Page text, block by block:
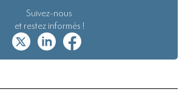
Suivez-nous
et restez informés !